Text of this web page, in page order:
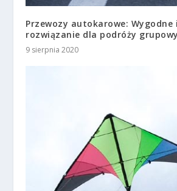
Przewozy autokarowe: Wygodne
rozwiązanie dla podróży
9 sierpnia 2020